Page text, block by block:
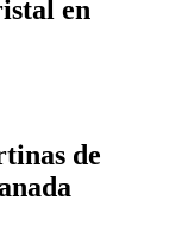
en
de